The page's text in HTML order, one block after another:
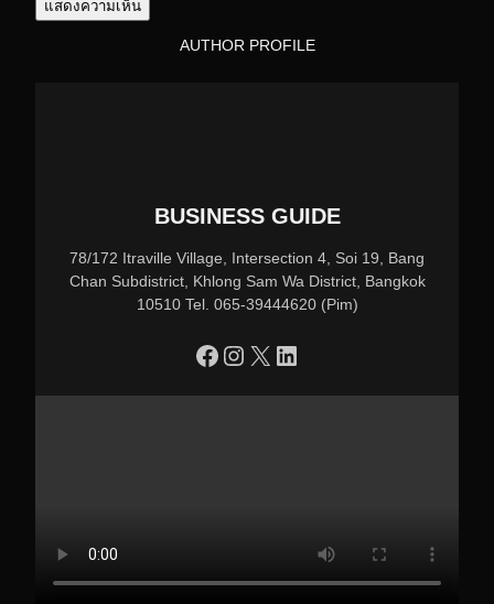
AUTHOR PROFILE
BUSINESS GUIDE
78/172 Itraville Village, Intersection 4, Soi 19, Bang
Chan Subdistrict, Khlong Sam Wa District, Bangkok
10510 Tel. 065-39444620 (Pim)
https://www.facebook.com/profile.php?id=100090086432719 Instagram X LinkedIn